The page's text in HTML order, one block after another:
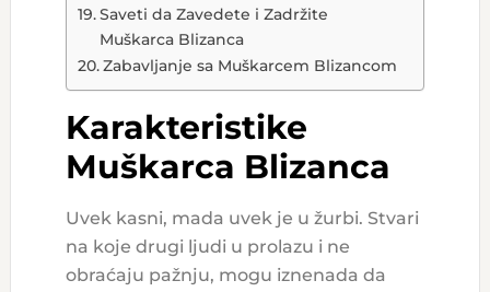
Saveti da Zavedete i Zadržite
Muškarca Blizanca
Zabavljanje sa Muškarcem Blizancom
Karakteristike
Muškarca Blizanca
Uvek kasni, mada uvek je u žurbi. Stvari
na koje drugi ljudi u prolazu i ne
obraćaju pažnju, mogu iznenada da